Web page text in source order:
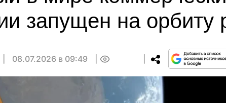
запущен на орбиту
08.07.2026 в 09:49